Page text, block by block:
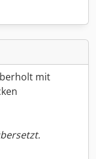
mit